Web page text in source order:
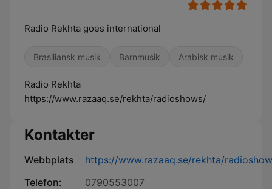
Radio Rekhta goes international
Brasiliansk musik Barnmusik Arabisk musik
Radio Rekhta
https://www.razaaq.se/rekhta/radioshows/
Kontakter
Webbplats
https://www.razaaq.se/rekhta/
Telefon:
0790553007